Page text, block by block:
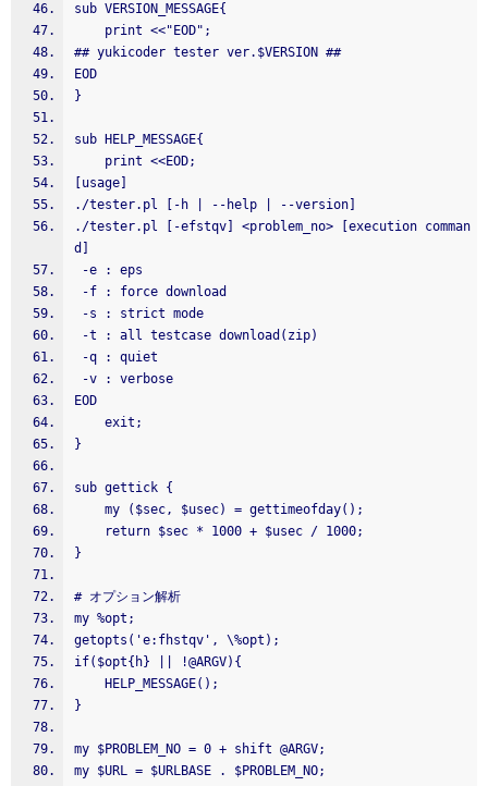
sub VERSION_MESSAGE{
    print <<"EOD";
## yukicoder tester ver.$VERSION ##
EOD
}
sub HELP_MESSAGE{
    print <<EOD;
[usage]
./tester.pl [-h | --help | --version]
./tester.pl [-efstqv] <problem_no> [execution comman
d]
-e : eps
-f : force download
-s : strict mode
-t : all testcase download(zip)
-q : quiet
-v : verbose
EOD
    exit;
}
sub gettick {
    my ($sec, $usec) = gettimeofday();
    return $sec * 1000 + $usec / 1000;
}
# オプション解析
my %opt;
getopts('e:fhstqv', \%opt);
if($opt{h} || !@ARGV){
    HELP_MESSAGE();
}
my $PROBLEM_NO = 0 + shift @ARGV;
my $URL = $URLBASE . $PROBLEM_NO;